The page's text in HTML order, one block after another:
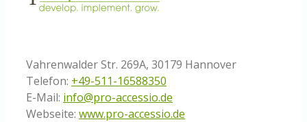
Vahrenwalder Str. 269A, 30179 Hannover
Telefon: +49-511-16588350
E-Mail: info@pro-accessio.de
Webseite: www.pro-accessio.de